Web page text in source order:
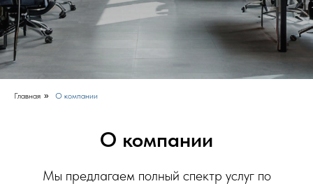
Главная » О компании
О компании
Мы предлагаем полный спектр услуг по